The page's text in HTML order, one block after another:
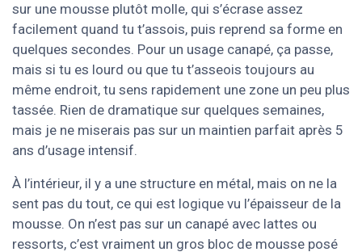
sur une mousse plutôt molle, qui s’écrase assez
facilement quand tu t’assois, puis reprend sa forme en
quelques secondes. Pour un usage canapé, ça passe,
mais si tu es lourd ou que tu t’asseois toujours au
même endroit, tu sens rapidement une zone un peu plus
tassée. Rien de dramatique sur quelques semaines,
mais je ne miserais pas sur un maintien parfait après 5
ans d’usage intensif.
À l’intérieur, il y a une structure en métal, mais on ne la
sent pas du tout, ce qui est logique vu l’épaisseur de la
mousse. On n’est pas sur un canapé avec lattes ou
ressorts, c’est vraiment un gros bloc de mousse posé